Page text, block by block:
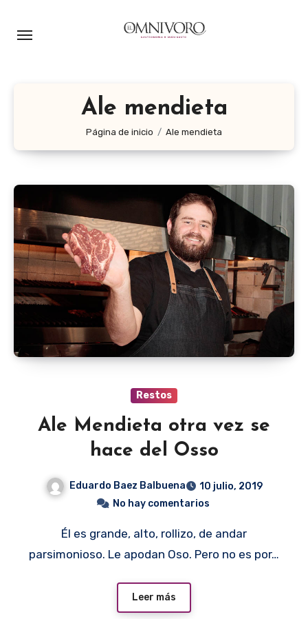
Ale mendieta
Página de inicio Ale mendieta
Restos
Ale Mendieta otra vez se
hace del Osso
Eduardo Baez Balbuena
10 julio, 2019
No hay comentarios
Él es grande, alto, rollizo, de andar
parsimonioso. Le apodan Oso. Pero no es por…
Leer más